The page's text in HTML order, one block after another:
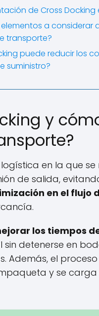
de Cross
a
transporte?
puede reducir los
suministro?
y
en la que
de salida,
en el flujo
los tiempos
detenerse en
Además, el
y se